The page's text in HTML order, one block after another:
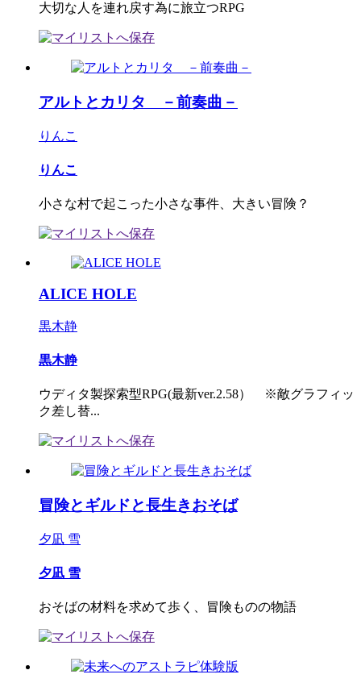
大切な人を連れ戻す為に旅立つRPG
アルトとカリタ －前奏曲－
りんこ
りんこ
小さな村で起こった小さな事件、大きい冒険？
ALICE HOLE
黒木静
黒木静
ウディタ製探索型RPG(最新ver.2.58） ※敵グラフィッ
ク差し替...
冒険とギルドと長生きおそば
夕凪 雪
夕凪 雪
おそばの材料を求めて歩く、冒険ものの物語